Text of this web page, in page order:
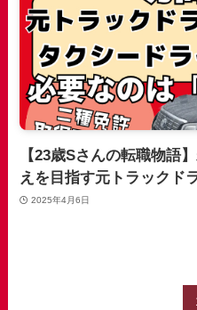
【23歳Sさんの転職物語
えを目指す元トラックド
2025年4月6日